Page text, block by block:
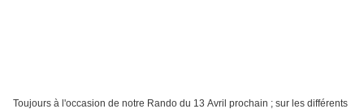
Toujours à l'occasion de notre Rando du 13 Avril prochain ; sur les différents